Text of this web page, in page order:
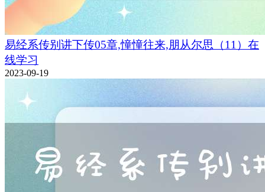
易经系传别讲下传05章,憧憧往来,朋从尔思（11）在
线学习
2023-09-19